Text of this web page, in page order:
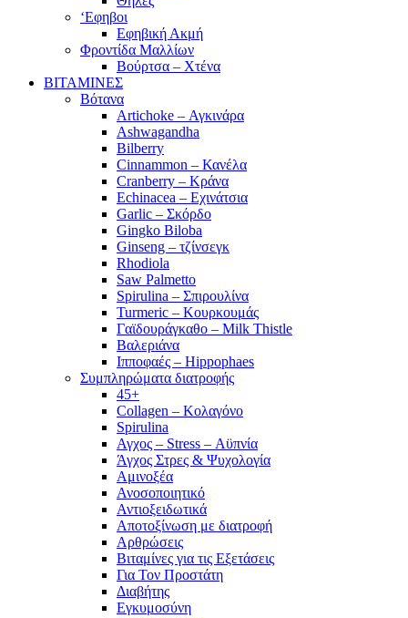
‘Εφηβοι
Εφηβική Ακμή
Φροντίδα Μαλλίων
Βούρτσα – Χτένα
ΒΙΤΑΜΙΝΕΣ
Βότανα
Artichoke – Αγκινάρα
Ashwagandha
Bilberry
Cinnammon – Κανέλα
Cranberry – Κράνα
Echinacea – Εχινάτσια
Garlic – Σκόρδο
Gingko Biloba
Ginseng – τζίνσεγκ
Rhodiola
Saw Palmetto
Spirulina – Σπιρουλίνα
Turmeric – Κουρκουμάς
Γαϊδουράγκαθο – Milk Thistle
Βαλεριάνα
Ιπποφαές – Hippophaes
Συμπληρώματα διατροφής
45+
Collagen – Κολαγόνο
Spirulina
Αγχος – Stress – Αϋπνία
Άγχος Στρες & Ψυχολογία
Αμινοξέα
Ανοσοποιητικό
Αντιοξειδωτικά
Αποτοξίνωση με διατροφή
Αρθρώσεις
Βιταμίνες για τις Εξετάσεις
Για Τον Προστάτη
Διαβήτης
Εγκυμοσύνη